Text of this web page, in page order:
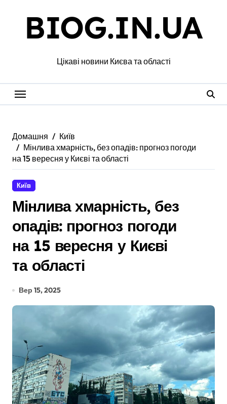
BIOG.IN.UA
Цікаві новини Києва та області
Домашня
Київ
Мінлива хмарність, без опадів: прогноз погоди
на 15 вересня у Києві та області
Київ
Мінлива хмарність, без
опадів: прогноз погоди
на 15 вересня у Києві
та області
Вер 15, 2025